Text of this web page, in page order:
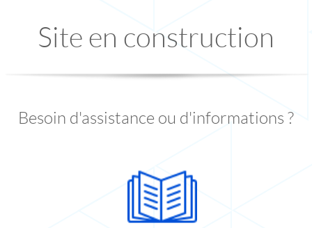
Site en construction
Besoin d'assistance ou d'informations ?